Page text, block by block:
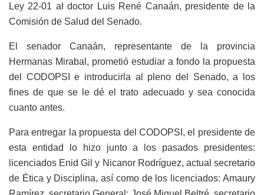
Ley 22-01 al doctor Luis René Canaán, presidente de la
Comisión de Salud del Senado.
El senador Canaán, representante de la provincia
Hermanas Mirabal, prometió estudiar a fondo la propuesta
del CODOPSI e introducirla al pleno del Senado, a los
fines de que se le dé el trato adecuado y sea conocida
cuanto antes.
Para entregar la propuesta del CODOPSI, el presidente de
esta entidad lo hizo junto a los pasados presidentes:
licenciados Enid Gil y Nicanor Rodríguez, actual secretario
de Ética y Disciplina, así como de los licenciados: Amaury